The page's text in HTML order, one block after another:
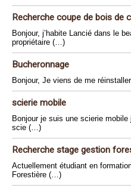
Recherche coupe de bois de
Bonjour, j’habite Lancié dans le
propriétaire (…)
Bucheronnage
Bonjour, Je viens de me
scierie mobile
Bonjour je suis une scierie
scie (…)
Recherche stage gestion
Actuellement étudiant en
Forestière (…)